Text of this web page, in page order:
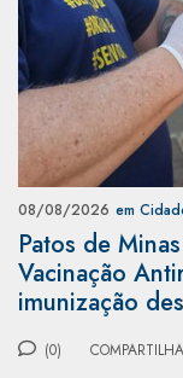
08/08/2026 em
Patos de
Vacinação
imunização
(0)